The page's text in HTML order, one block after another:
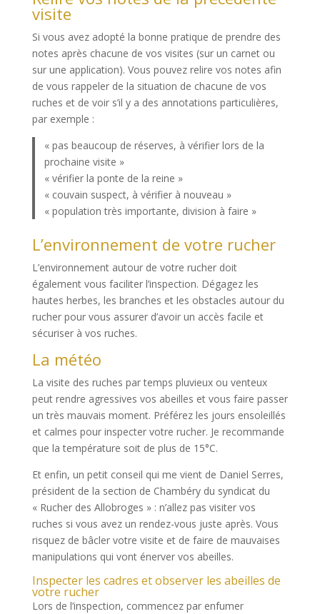
visite
Si vous avez adopté la bonne pratique de prendre des
notes après chacune de vos visites (sur un carnet ou
sur une application). Vous pouvez relire vos notes afin
de vous rappeler de la situation de chacune de vos
ruches et de voir s’il y a des annotations particulières,
par exemple :
« pas beaucoup de réserves, à vérifier lors de la
prochaine visite »
« vérifier la ponte de la reine »
« couvain suspect, à vérifier à nouveau »
« population très importante, division à faire »
L’environnement de votre rucher
L’environnement autour de votre rucher doit
également vous faciliter l’inspection. Dégagez les
hautes herbes, les branches et les obstacles autour du
rucher pour vous assurer d’avoir un accès facile et
sécuriser à vos ruches.
La météo
La visite des ruches par temps pluvieux ou venteux
peut rendre agressives vos abeilles et vous faire passer
un très mauvais moment. Préférez les jours ensoleillés
et calmes pour inspecter votre rucher. Je recommande
que la température soit de plus de 15°C.
Et enfin, un petit conseil qui me vient de Daniel Serres,
président de la section de Chambéry du syndicat du
« Rucher des Allobroges » : n’allez pas visiter vos
ruches si vous avez un rendez-vous juste après. Vous
risquez de bâcler votre visite et de faire de mauvaises
manipulations qui vont énerver vos abeilles.
Inspecter les cadres et observer les abeilles de
votre rucher
Lors de l’inspection, commencez par enfumer